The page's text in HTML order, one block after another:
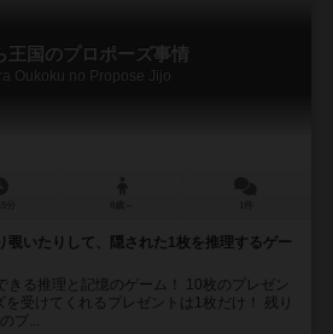
王国のプロポーズ事情
Oukoku no Propose Jijo
覗いたりして、隠された1枚を推理するゲー
きる推理と記憶のゲーム！ 10枚のプレゼン
を受けてくれるプレゼントは1枚だけ！ 残り
プ...